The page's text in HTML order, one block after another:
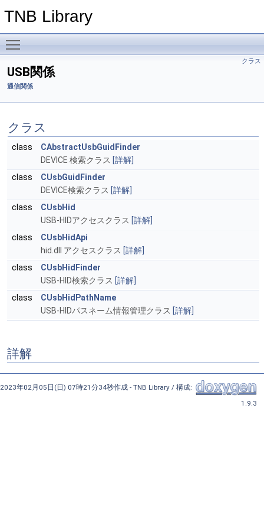
TNB Library
クラス
USB関係
通信関係
クラス
class
CAbstractUsbGuidFinder
DEVICE 検索クラス [詳解]
class
CUsbGuidFinder
DEVICE検索クラス [詳解]
class
CUsbHid
USB-HIDアクセスクラス [詳解]
class
CUsbHidApi
hid.dll アクセスクラス [詳解]
class
CUsbHidFinder
USB-HID検索クラス [詳解]
class
CUsbHidPathName
USB-HIDパスネーム情報管理クラス [詳解]
詳解
2023年02月05日(日) 07時21分34秒作成 - TNB Library / 構成:
1.9.3